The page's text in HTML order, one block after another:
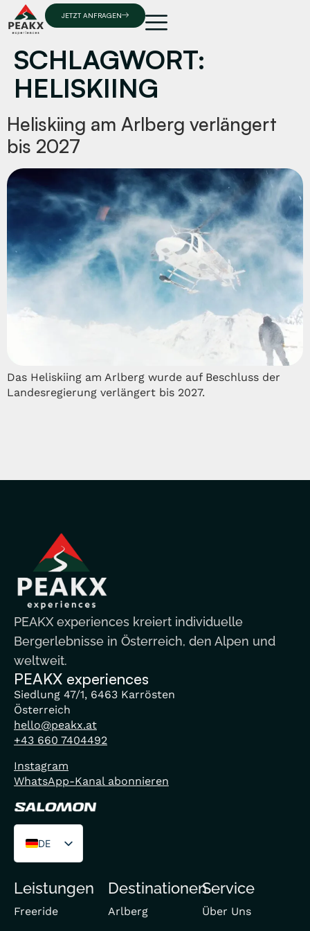
JETZT ANFRAGEN
SCHLAGWORT:
HELISKIING
Heliskiing am Arlberg verlängert
bis 2027
Das Heliskiing am Arlberg wurde auf Beschluss der
Landesregierung verlängert bis 2027.
PEAKX experiences kreiert individuelle
Bergerlebnisse in Österreich, den Alpen und
weltweit.
PEAKX experiences
Siedlung 47/1, 6463 Karrösten
Österreich
hello@peakx.at
+43 660 7404492
Instagram
WhatsApp-Kanal abonnieren
DE
EN
FR
Leistungen
Freeride
Destinationen
Arlberg
Service
Über Uns